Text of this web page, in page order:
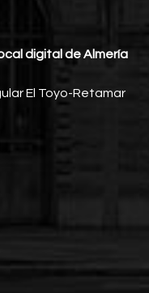
digital de Almería
El Toyo-Retamar